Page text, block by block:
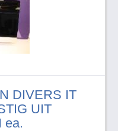
DIVERS IT
UIT
ea.